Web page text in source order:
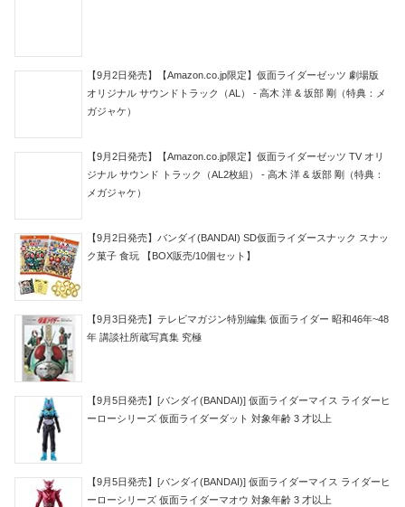
【9月2日発売】【Amazon.co.jp限定】仮面ライダーゼッツ 劇場版
オリジナル サウンドトラック（AL） - 高木 洋 & 坂部 剛（特典：メ
ガジャケ）
【9月2日発売】【Amazon.co.jp限定】仮面ライダーゼッツ TV オリ
ジナル サウンド トラック（AL2枚組） - 高木 洋 & 坂部 剛（特典：
メガジャケ）
【9月2日発売】バンダイ(BANDAI) SD仮面ライダースナック スナッ
ク菓子 食玩 【BOX販売/10個セット】
【9月3日発売】テレビマガジン特別編集 仮面ライダー 昭和46年~48
年 講談社所蔵写真集 究極
【9月5日発売】[バンダイ(BANDAI)] 仮面ライダーマイス ライダーヒ
ーローシリーズ 仮面ライダーダット 対象年齢 3 才以上
【9月5日発売】[バンダイ(BANDAI)] 仮面ライダーマイス ライダーヒ
ーローシリーズ 仮面ライダーマオウ 対象年齢 3 才以上